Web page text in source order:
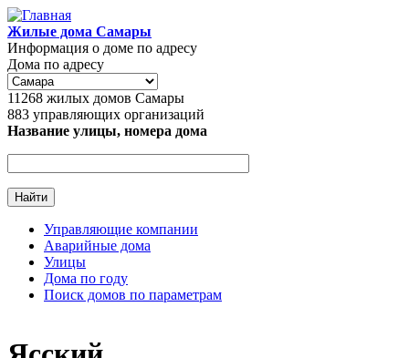
Перейти к основному содержанию
Жилые дома Самары
Информация о доме по адресу
Дома по адресу
11268 жилых домов Самары
883 управляющих организаций
Название улицы, номера дома
Главное меню
Управляющие компании
Аварийные дома
Улицы
Дома по году
Поиск домов по параметрам